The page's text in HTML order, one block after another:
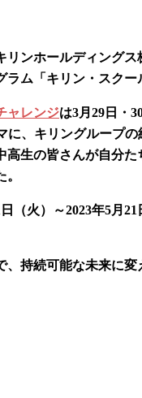
リンホールディング
ム「キリン・スクー
ャレンジは3月29日・
に、キリングループ
生の皆さんが自分
（火）～2023年5月
、持続可能な未来に